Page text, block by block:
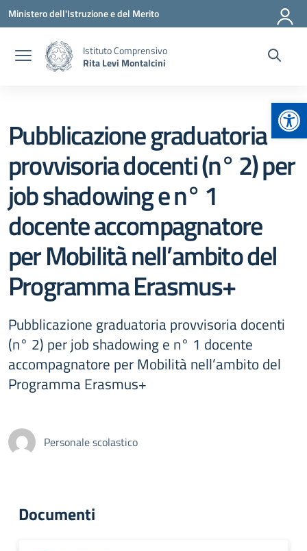
Vai ai contenuti
Vai al menu di navigazione
Vai al footer
Ministero dell'Istruzione e del Merito
Istituto Comprensivo
Rita Levi Montalcini
Pubblicazione graduatoria
provvisoria docenti (n° 2) per
job shadowing e n° 1
docente accompagnatore
per Mobilità nell’ambito del
Programma Erasmus+
Pubblicazione graduatoria provvisoria docenti
(n° 2) per job shadowing e n° 1 docente
accompagnatore per Mobilità nell’ambito del
Programma Erasmus+
Personale scolastico
Documenti